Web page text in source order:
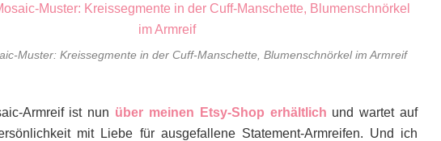
Muster: Kreissegmente in der Cuff-Manschette, Blumenschnörkel im Armreif
Armreif ist nun über meinen Etsy-Shop erhältlich und wartet auf
mit Liebe für ausgefallene Statement-Armreifen. Und ich